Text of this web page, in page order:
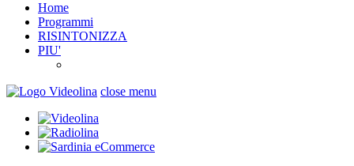
Home
Programmi
RISINTONIZZA
PIU'
close menu